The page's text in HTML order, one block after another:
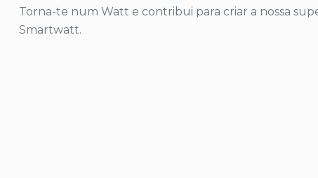
Torna-te num Watt e contribui para criar a nossa
Smartwatt.